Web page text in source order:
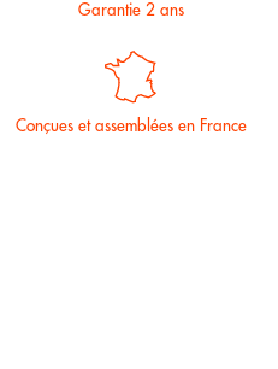
Garantie 2 ans
Conçues et assemblées en France